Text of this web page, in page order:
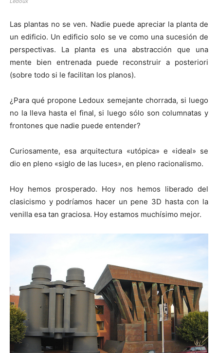
Las plantas no se ven. Nadie puede apreciar la planta de
un edificio. Un edificio solo se ve como una sucesión de
perspectivas. La planta es una abstracción que una
mente bien entrenada puede reconstruir a posteriori
(sobre todo si le facilitan los planos).
¿Para qué propone Ledoux semejante chorrada, si luego
no la lleva hasta el final, si luego sólo son columnatas y
frontones que nadie puede entender?
Curiosamente, esa arquitectura «utópica» e «ideal» se
dio en pleno «siglo de las luces», en pleno racionalismo.
Hoy hemos prosperado. Hoy nos hemos liberado del
clasicismo y podríamos hacer un pene 3D hasta con la
venilla esa tan graciosa. Hoy estamos muchísimo mejor.